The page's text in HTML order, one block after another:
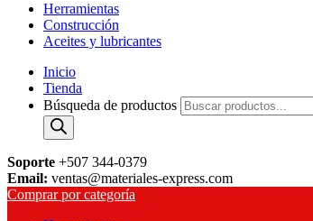
Herramientas
Construcción
Aceites y lubricantes
Inicio
Tienda
Búsqueda de productos
Soporte +507 344-0379
Email: ventas@materiales-express.com
Comprar por categoría